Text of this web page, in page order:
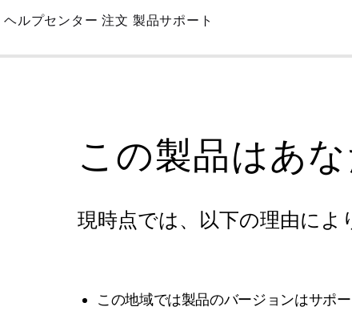
Skip
Main
ヘルプセンター 注文 製品サポート
この製品はあ
現時点では、以下の理由によ
この地域では製品のバージョンはサポー